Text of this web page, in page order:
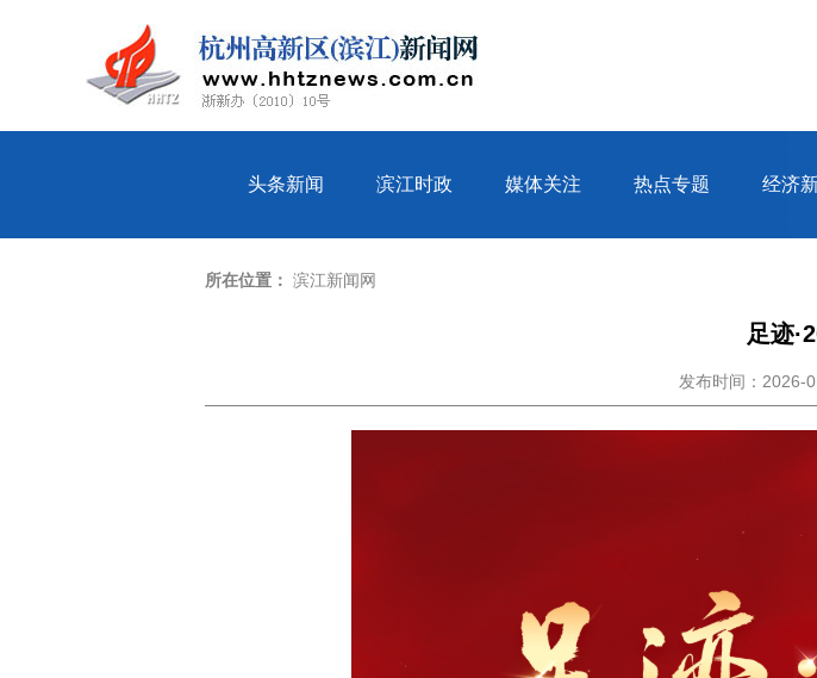
头条新闻 滨江时政 媒体关注 热点专题 经济
所在位置： 滨江新闻网
足迹
发布时间：2026-